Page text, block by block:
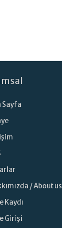
Sayfa
/ About us
Kaydı
Girişi